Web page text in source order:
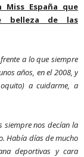
España que
belleza de las
a lo que siempre
años, en el 2008, y
a cuidarme, a
siempre nos decían la
Había días de mucho
deportivas y cara